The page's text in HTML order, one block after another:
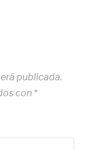
publicada.
con *